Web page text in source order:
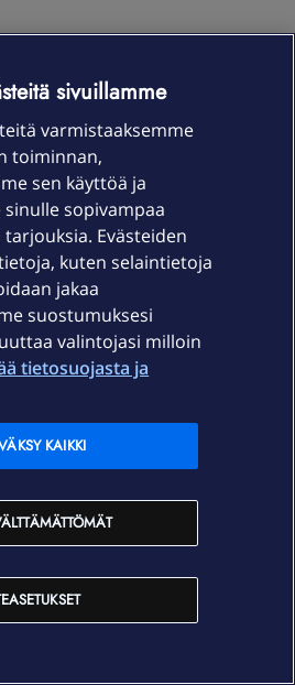
ulos 🤔 ajaisi asiansa
Forum|Forum|4 years ago
samsung-qe65qn85aatxxc-
näkö huonontunut, niin vähän
kuvanlaadulla saa Poolin
Samalla saisi lahjoittaa
ostettu, pojalle ensiasuntoonsa
siis hyvä kiertämään.
sivuillamme
varmistaaksemme
toiminnan,
sen käyttöä ja
sopivampaa
Evästeiden
kuten selaintietoja
jakaa
suostumuksesi
valintojasi milloin
tietosuojasta ja
KAIKKI